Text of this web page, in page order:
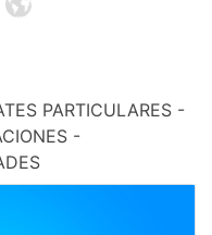
PARTICULARES -
-